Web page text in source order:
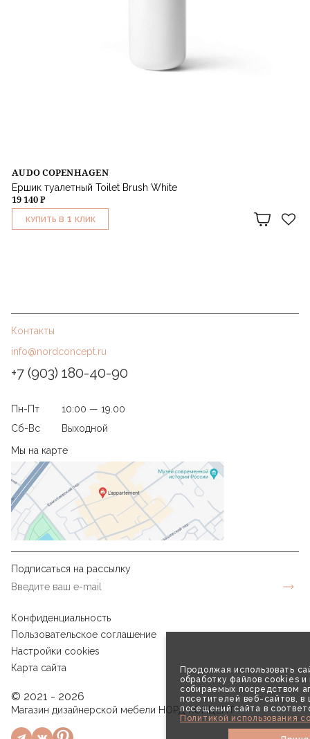
Продолжая использовать
обработку файлов cookies и
собираемых посредством
посетителей веб-сайтов, в
посещений сайта в
Политикой использования
AUDO COPENHAGEN
Ершик туалетный Toilet Brush White
19 140 ₽
КУПИТЬ В 1 КЛИК
Контакты
info@nordconcept.ru
+7 (903) 180-40-90
Пн-Пт
10:00 — 19.00
Сб-Вс
Выходной
Мы на карте
Подписаться на рассылку
Конфиденциальность
Пользовательское соглашение
Настройки cookies
Карта сайта
© 2021 - 2026
Магазин дизайнерской мебели НОРД КОНЦЕПТ